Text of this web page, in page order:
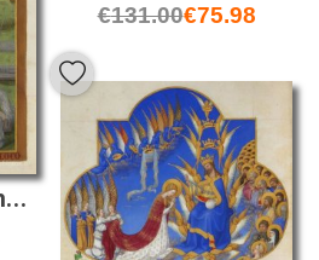
€131.00€75.98
Le cavalier de la mort